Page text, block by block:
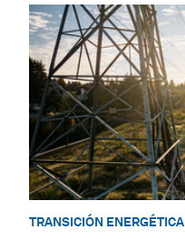
TRANSICIÓN ENERGÉTICA